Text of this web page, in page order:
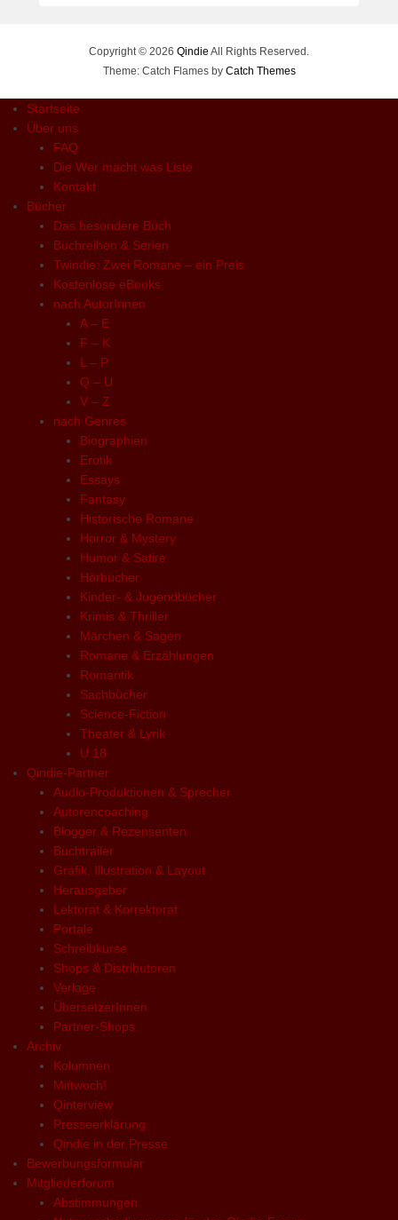
Copyright © 2026 Qindie All Rights Reserved.
Theme: Catch Flames by Catch Themes
Startseite
Über uns
FAQ
Die Wer macht was Liste
Kontakt
Bücher
Das besondere Buch
Buchreihen & Serien
Twindie: Zwei Romane – ein Preis
Kostenlose eBooks
nach AutorInnen
A – E
F – K
L – P
Q – U
V – Z
nach Genres
Biographien
Erotik
Essays
Fantasy
Historische Romane
Horror & Mystery
Humor & Satire
Hörbücher
Kinder- & Jugendbücher
Krimis & Thriller
Märchen & Sagen
Romane & Erzählungen
Romantik
Sachbücher
Science-Fiction
Theater & Lyrik
U 18
Qindie-Partner
Audio-Produktionen & Sprecher
Autorencoaching
Blogger & Rezensenten
Buchtrailer
Grafik, Illustration & Layout
Herausgeber
Lektorat & Korrektorat
Portale
Schreibkurse
Shops & Distributoren
Verlage
ÜbersetzerInnen
Partner-Shops
Archiv
Kolumnen
Mittwoch!
Qinterview
Presseerklärung
Qindie in der Presse
Bewerbungsformular
Mitgliederforum
Abstimmungen